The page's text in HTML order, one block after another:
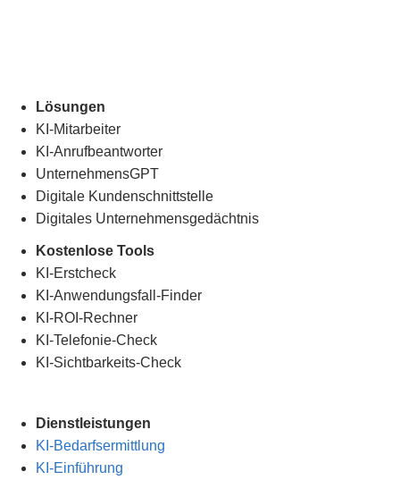
Lösungen
KI-Mitarbeiter
KI-Anrufbeantworter
UnternehmensGPT
Digitale Kundenschnittstelle
Digitales Unternehmensgedächtnis
Kostenlose Tools
KI-Erstcheck
KI-Anwendungsfall-Finder
KI-ROI-Rechner
KI-Telefonie-Check
KI-Sichtbarkeits-Check
Dienstleistungen
KI-Bedarfsermittlung
KI-Einführung